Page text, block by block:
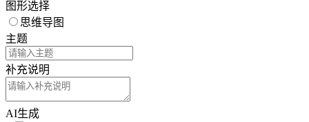
图形选择
思维导图
主题
补充说明
AI生成